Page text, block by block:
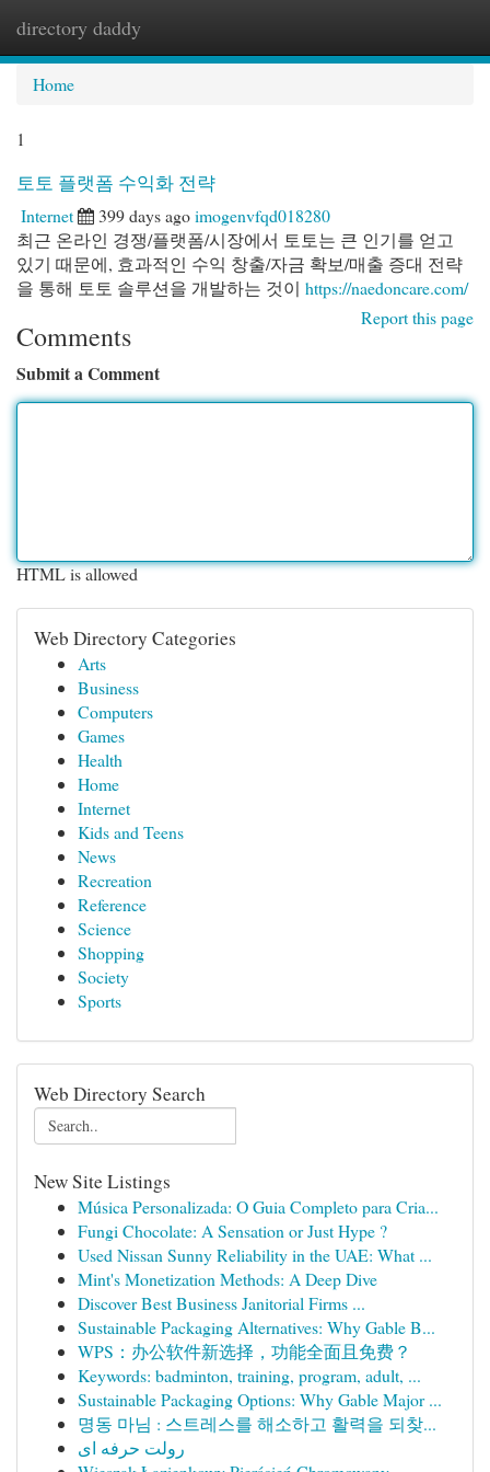
directory daddy
Home
1
토토 플랫폼 수익화 전략
Internet 399 days agoimogenvfqd018280
최근 온라인 경쟁/플랫폼/시장에서 토토는 큰 인기를 얻고
있기 때문에, 효과적인 수익 창출/자금 확보/매출 증대 전략
을 통해 토토 솔루션을 개발하는 것이 https://naedoncare.com/
Report this page
Comments
Submit a Comment
HTML is allowed
Web Directory Categories
Arts
Business
Computers
Games
Health
Home
Internet
Kids and Teens
News
Recreation
Reference
Science
Shopping
Society
Sports
Web Directory Search
New Site Listings
Música Personalizada: O Guia Completo para Cria...
Fungi Chocolate: A Sensation or Just Hype ?
Used Nissan Sunny Reliability in the UAE: What ...
Mint's Monetization Methods: A Deep Dive
Discover Best Business Janitorial Firms ...
Sustainable Packaging Alternatives: Why Gable B...
WPS：办公软件新选择，功能全面且免费？
Keywords: badminton, training, program, adult, ...
Sustainable Packaging Options: Why Gable Major ...
명동 마님 : 스트레스를 해소하고 활력을 되찾...
رولت حرفه ای